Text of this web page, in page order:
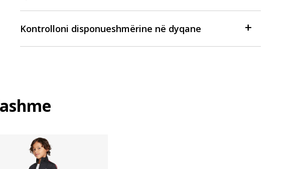
Kontrolloni disponueshmërine në dyqane